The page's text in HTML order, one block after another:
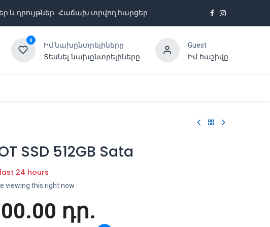
և դրույթներ Հաճախ տրվող հարցեր
0
Իմ նախընտրելիները
Տեսնել նախընտրելիները
Guest
Իմ հաշիվը
SSD 512GB Sata
24 hours
viewing this right now
դր.